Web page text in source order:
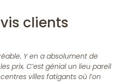
clients
Y en a absolument de
prix. C’est génial un lieu pareil
villes fatigants où l’on